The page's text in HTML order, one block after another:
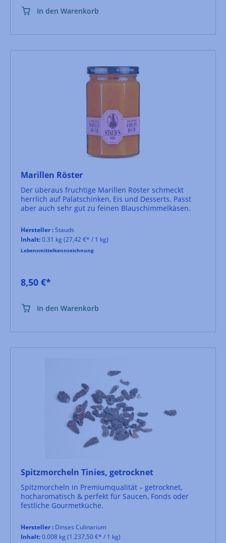
In den Warenkorb
Marillen Röster
Der überaus fruchtige Marillen Röster schmeckt
herrlich auf Palatschinken, Eis und Desserts. Passt
aber auch sehr gut zu feinen Blauschimmelkäsen.
Hersteller :Stauds
Inhalt:0.31 kg (27,42 €* / 1 kg)
Lebensmittelkennzeichnung
8,50 €*
In den Warenkorb
Spitzmorcheln Tinies, getrocknet
Spitzmorcheln in Premiumqualität – getrocknet,
hocharomatisch & perfekt für Saucen, Fonds oder
festliche Gourmetküche.
Hersteller : Dinses Culinarium
Inhalt:0.008 kg (1.237,50 €* / 1 kg)